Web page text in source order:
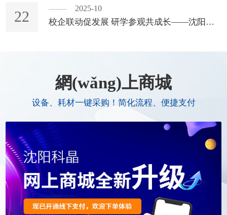
22 2025-10
校企联动促发展 研学参观共成长——沈阳工业大学理学院应用物理专业师生到沈阳科晶生产实习研学活动
網(wǎng)上商城
设备、耗材一键采购！简化流程、便捷支付